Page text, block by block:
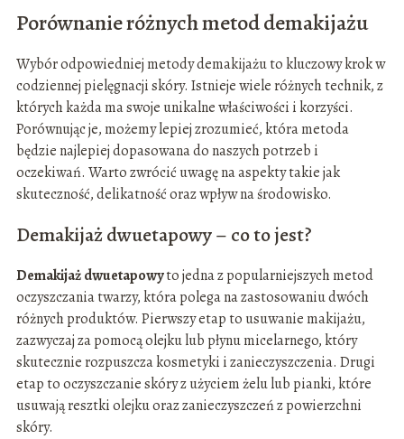
Porównanie różnych metod demakijażu
Wybór odpowiedniej metody demakijażu to kluczowy krok w
codziennej pielęgnacji skóry. Istnieje wiele różnych technik, z
których każda ma swoje unikalne właściwości i korzyści.
Porównując je, możemy lepiej zrozumieć, która metoda
będzie najlepiej dopasowana do naszych potrzeb i
oczekiwań. Warto zwrócić uwagę na aspekty takie jak
skuteczność, delikatność oraz wpływ na środowisko.
Demakijaż dwuetapowy – co to jest?
Demakijaż dwuetapowyto jedna z popularniejszych metod
oczyszczania twarzy, która polega na zastosowaniu dwóch
różnych produktów. Pierwszy etap to usuwanie makijażu,
zazwyczaj za pomocą olejku lub płynu micelarnego, który
skutecznie rozpuszcza kosmetyki i zanieczyszczenia. Drugi
etap to oczyszczanie skóry z użyciem żelu lub pianki, które
usuwają resztki olejku oraz zanieczyszczeń z powierzchni
skóry.